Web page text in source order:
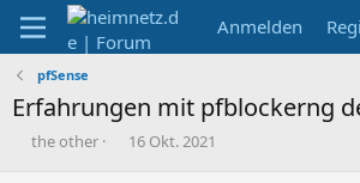
Anmelden
pfSense
Erfahrungen mit pfblockerng
E
the other
E16 Okt. 2021